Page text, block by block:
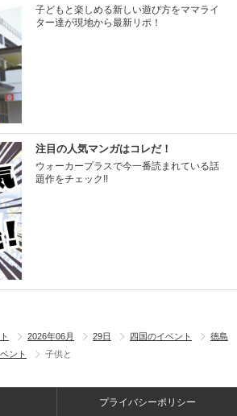
子どもと楽しめる新しい遊び方をママライ
ター達が現地から最新リポ！
注目の人気マンガはコレだ！
ウォーカープラスで今一番読まれている話
題作をチェック!!
2026年06月 29日 四国のイベント
徳島
ント 子供と
プライバシーポリシー